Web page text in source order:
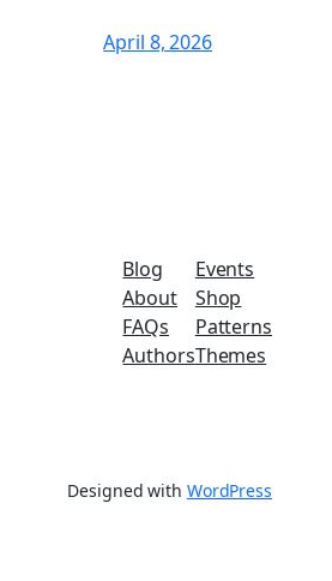
April 8, 2026
Blog
About
FAQs
Authors
Events
Shop
Patterns
Themes
Designed with WordPress